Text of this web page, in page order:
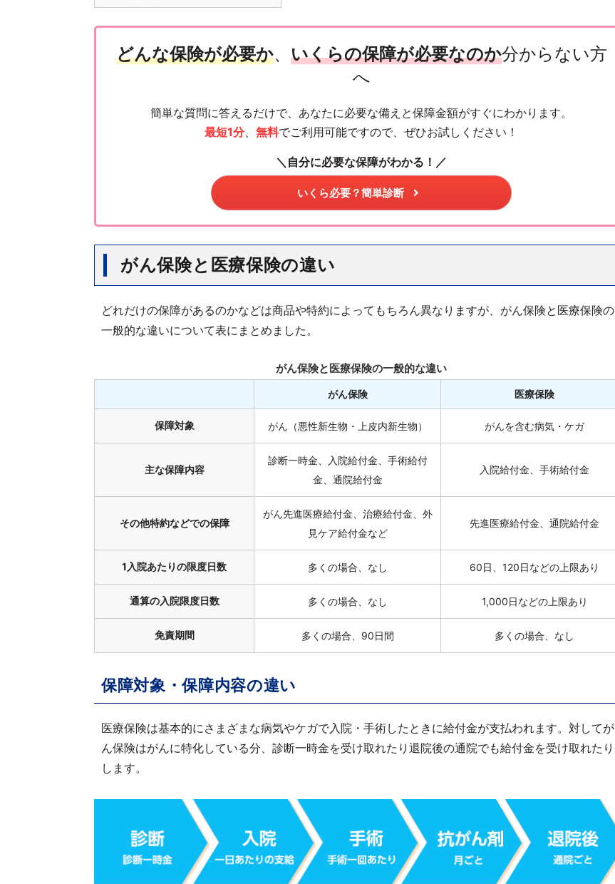
どんな保険が必要か、 いくらの保障が必要なのか分からない方
へ
簡単な質問に答えるだけで、あなたに必要な備えと保障金額がすぐにわかります。
最短1分、 無料でご利用可能ですので、ぜひお試しください！
＼自分に必要な保障がわかる！／
いくら必要？簡単診断
がん保険と医療保険の違い
どれだけの保障があるのかなどは商品や特約によってもちろん異なりますが、がん保険と医療保険の
一般的な違いについて表にまとめました。
がん保険と医療保険の一般的な違い
がん保険 医療保険
保障対象 がん（悪性新生物・上皮内新生物） がんを含む病気・ケガ
主な保障内容
診断一時金、入院給付金、手術給付
金、通院給付金
入院給付金、手術給付金
その他特約などでの保障
がん先進医療給付金、治療給付金、外
見ケア給付金など
先進医療給付金、通院給付金
1入院あたりの限度日数 多くの場合、なし 60日、120日などの上限あり
通算の入院限度日数 多くの場合、なし 1,000日などの上限あり
免責期間 多くの場合、90日間 多くの場合、なし
保障対象・保障内容の違い
医療保険は基本的にさまざまな病気やケガで入院・手術したときに給付金が支払われます。対してが
ん保険はがんに特化している分、診断一時金を受け取れたり退院後の通院でも給付金を受け取れたり
します。